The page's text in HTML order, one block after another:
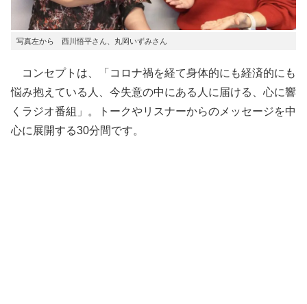
写真左から 西川悟平さん、丸岡いずみさん
コンセプトは、「コロナ禍を経て身体的にも経済的にも
悩み抱えている人、今失意の中にある人に届ける、心に響
くラジオ番組」。トークやリスナーからのメッセージを中
心に展開する30分間です。